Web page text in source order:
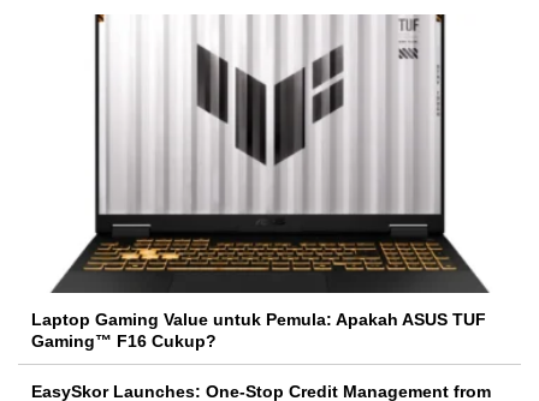
Laptop Gaming Value untuk Pemula: Apakah ASUS TUF
Gaming™ F16 Cukup?
EasySkor Launches: One-Stop Credit Management from